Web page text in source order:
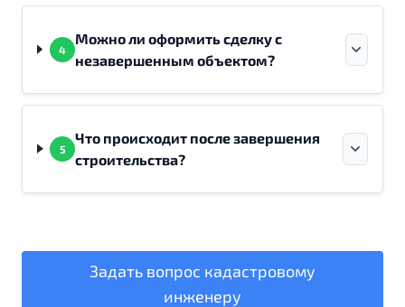
4
Можно ли оформить сделку с
незавершенным объектом?
5
Что происходит после завершения
строительства?
Задать вопрос кадастровому
инженеру